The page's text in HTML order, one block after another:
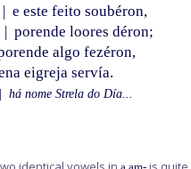
| e este feito soubéron,
| porende loores déron;
algo fezéron,
eigreja servía.
há nome Strela do Día...